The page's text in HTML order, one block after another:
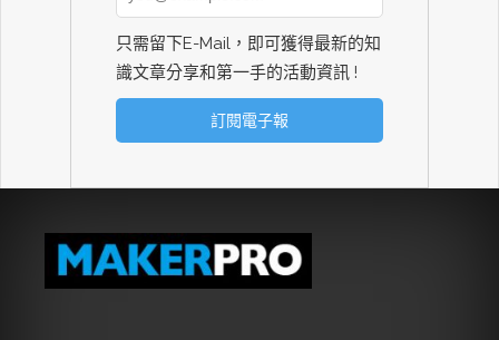
只需留下E-Mail，即可獲得最新的知
識文章分享和第一手的活動資訊 !